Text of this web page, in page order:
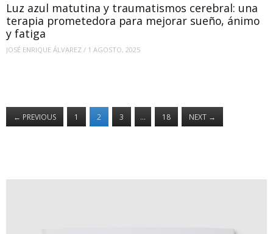
Luz azul matutina y traumatismos cerebral: una
terapia prometedora para mejorar sueño, ánimo
y fatiga
JOSÉ ENRIQUE ÁLVAREZ / 1 AGOSTO, 2025
← PREVIOUS 1 2 3 … 18 NEXT →